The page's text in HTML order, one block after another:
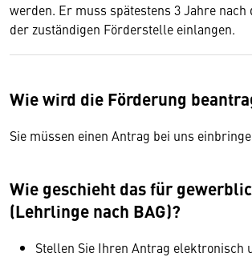
werden. Er muss spätestens 3 Jahre nach
der zuständigen Förderstelle einlangen.
Wie wird die Förderung
Sie müssen einen Antrag bei uns
Wie geschieht das für
(Lehrlinge nach BAG)?
Stellen Sie Ihren Antrag elektronisch